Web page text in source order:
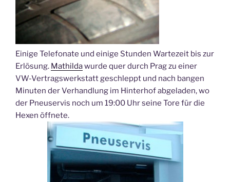
Einige Telefonate und einige Stunden Wartezeit bis zur
Erlösung. Mathildawurde quer durch Prag zu einer
VW-Vertragswerkstatt geschleppt und nach bangen
Minuten der Verhandlung im Hinterhof abgeladen, wo
der Pneuservis noch um 19:00 Uhr seine Tore für die
Hexen öffnete.